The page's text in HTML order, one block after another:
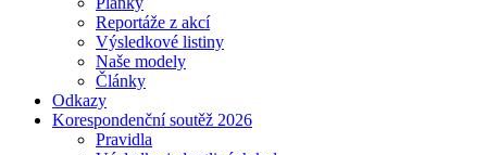
Reportáže z akcí
Výsledkové listiny
Naše modely
Články
Odkazy
Korespondenční soutěž 2026
Pravidla